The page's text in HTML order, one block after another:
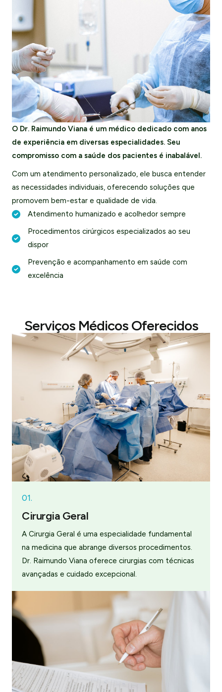
O Dr. Raimundo Viana é um médico dedicado com anos
de experiência em diversas especialidades. Seu
compromisso com a saúde dos pacientes é inabalável.
Com um atendimento personalizado, ele busca entender
as necessidades individuais, oferecendo soluções que
promovem bem-estar e qualidade de vida.
Atendimento humanizado e acolhedor sempre
Procedimentos cirúrgicos especializados ao seu
dispor
Prevenção e acompanhamento em saúde com
excelência
Serviços Médicos Oferecidos
01.
Cirurgia Geral
A Cirurgia Geral é uma especialidade fundamental
na medicina que abrange diversos procedimentos.
Dr. Raimundo Viana oferece cirurgias com técnicas
avançadas e cuidado excepcional.